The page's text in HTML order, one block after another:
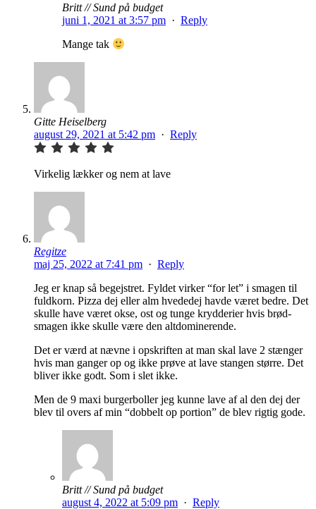
Britt // Sund på budget
juni 1, 2021 at 3:57 pm · Reply
Mange tak
Gitte Heiselberg
august 29, 2021 at 5:42 pm · Reply
Virkelig lækker og nem at lave
Regitze
maj 25, 2022 at 7:41 pm · Reply
Jeg er knap så begejstret. Fyldet virker “for let” i smagen til
fuldkorn. Pizza dej eller alm hvededej havde været bedre. Det
skulle have været okse, ost og tunge krydderier hvis brød-
smagen ikke skulle være den altdominerende.
Det er værd at nævne i opskriften at man skal lave 2 stænger
hvis man ganger op og ikke prøve at lave stangen større. Det
bliver ikke godt. Som i slet ikke.
Men de 9 maxi burgerboller jeg kunne lave af al den dej der
blev til overs af min “dobbelt op portion” de blev rigtig gode.
Britt // Sund på budget
august 4, 2022 at 5:09 pm · Reply